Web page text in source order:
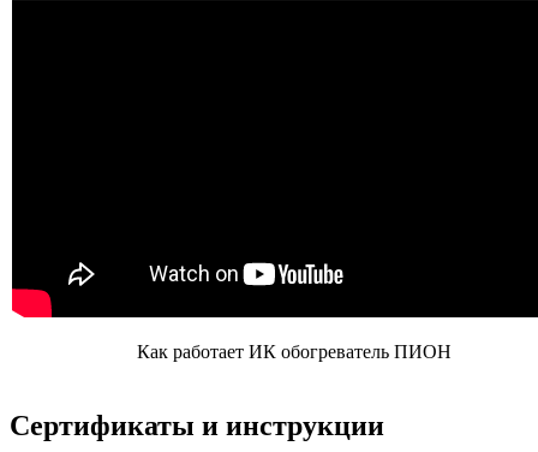
Как работает ИК обогреватель ПИОН
Сертификаты и инструкции